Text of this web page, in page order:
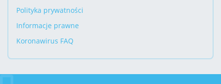
Polityka prywatności
Informacje prawne
Koronawirus FAQ